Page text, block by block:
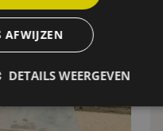
AFWIJZEN
DETAILS WEERGEVEN